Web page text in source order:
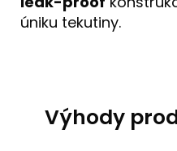
úniku tekutiny.
Výhody